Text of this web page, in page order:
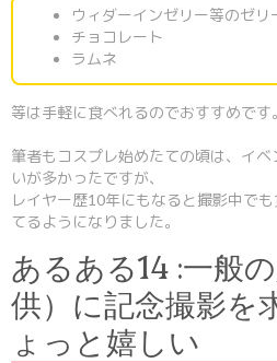
ウィダーインゼリー等のゼリ
チョコレート
ラムネ
等は手軽に食べれるのでおすすめです。
筆者もコスプレ始めたての頃は、イ
いが多かったですが、
レイヤー歴10年にもなると撮影中で
てるようになりました。
あるある14 :一般
供）に記念撮影を
ょっと嬉しい